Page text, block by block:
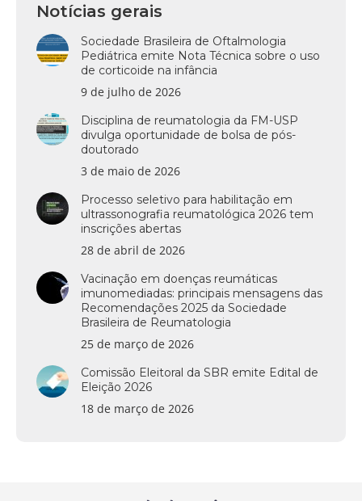
Notícias gerais
Sociedade Brasileira de Oftalmologia
Pediátrica emite Nota Técnica sobre o uso
de corticoide na infância
9 de julho de 2026
Disciplina de reumatologia da FM-USP
divulga oportunidade de bolsa de pós-
doutorado
3 de maio de 2026
Processo seletivo para habilitação em
ultrassonografia reumatológica 2026 tem
inscrições abertas
28 de abril de 2026
Vacinação em doenças reumáticas
imunomediadas: principais mensagens das
Recomendações 2025 da Sociedade
Brasileira de Reumatologia
25 de março de 2026
Comissão Eleitoral da SBR emite Edital de
Eleição 2026
18 de março de 2026